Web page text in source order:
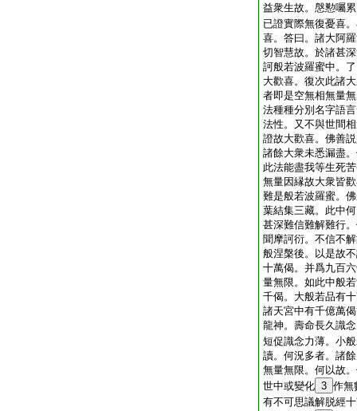
益衆生故。慇懃囑
已證實際無復憂喜
喜。答曰。諸大阿
切智慧故。於諸甚
訶般若波羅蜜中。
大歡喜。復次此諸
者即是空無相無量
法種種分別名字語
法性。又不與世間
證故大歡喜。佛善
諸餘大衆未悉漏盡
此法能盡我等生死
無量因縁故大衆皆
難是般若波羅蜜。
葉結集三藏。此中
甚深難信難解難行
聞摩訶衍。不信不
般涅槃後。以是故
十萬偈。并爲九百
量無限。如此中般
千偈。大般若品有
諸天宮中有千億萬
龍神。壽命長久識
短促識念力薄。小
讀。何況多者。諸
無量無限。何以故
世中或變化 3 作無
有不可思議解脱經